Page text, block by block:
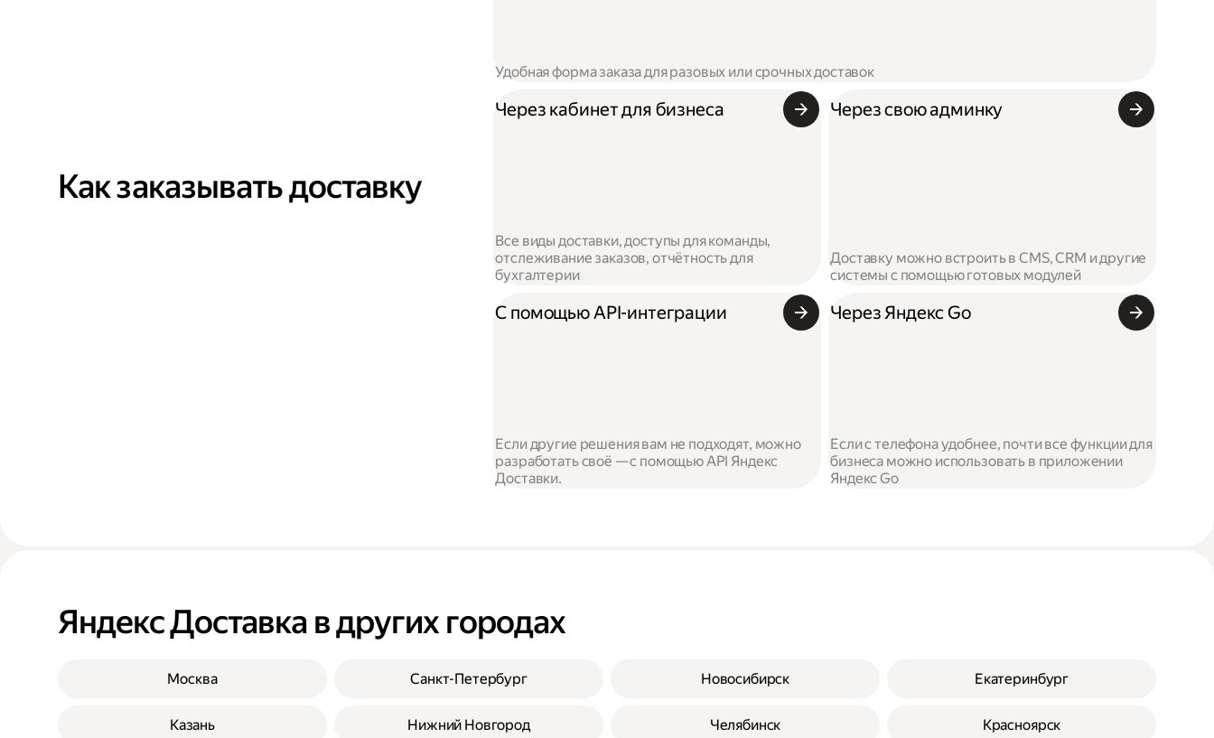
Как заказывать доставку
Удобная форма заказа для разовых или срочных доставок
Через кабинет для бизнеса
Все виды доставки, доступы для команды,
отслеживание заказов, отчётность для
бухгалтерии
Через свою админку
Доставку можно встроить в CMS, CRM и другие
системы с помощью готовых модулей
С помощью API-интеграции
Если другие решения вам не подходят, можно
разработать своё — с помощью API Яндекс
Доставки.
Через Яндекс Go
Если с телефона удобнее, почти все функции для
бизнеса можно использовать в приложении
Яндекс Go
Яндекс Доставка в других городах
Москва Санкт-Петербург Новосибирск Екатеринбург
Казань Нижний Новгород Челябинск Красноярск